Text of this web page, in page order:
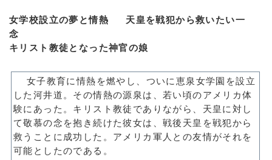
女学校設立の夢と情熱
天皇を戦犯から救いたい一
念
キリスト教徒となった神官の娘
女子教育に情熱を燃やし、ついに恵泉女学園を設立
した河井道。その情熱の源泉は、若い頃のアメリカ体
験にあった。キリスト教徒でありながら、天皇に対し
て敬慕の念を抱き続けた彼女は、戦後天皇を戦犯から
救うことに成功した。アメリカ軍人との友情がそれを
可能としたのである。